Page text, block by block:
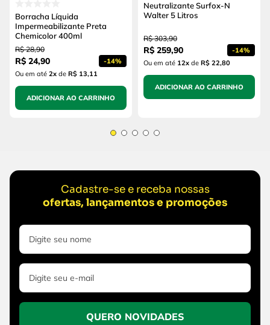
Borracha Líquida
Impermeabilizante Preta
Chemicolor 400ml
R$ 28,90
R$ 24,90 -14%
Ou em até 2x de R$ 13,11
ADICIONAR AO CARRINHO
Neutralizante Surfox-N
Walter 5 Litros
R$ 303,90
R$ 259,90 -14%
Ou em até 12x de R$ 22,80
ADICIONAR AO CARRINHO
Cadastre-se e receba nossas
ofertas, lançamentos e promoções
QUERO NOVIDADES